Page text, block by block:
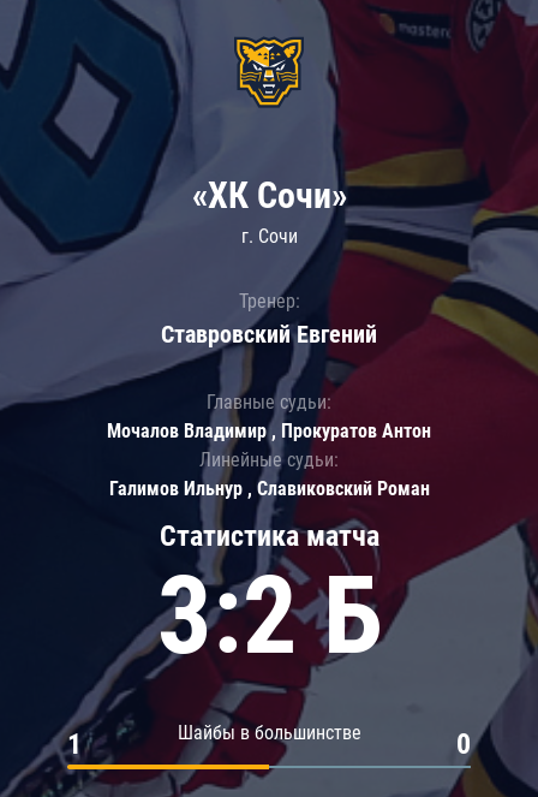
Статистика матча
3:2 Б
Шайбы в большинстве
1 0
«ХК Сочи»
г. Сочи
Тренер:
Ставровский Евгений
Главные судьи:
Мочалов Владимир , Прокуратов Антон
Линейные судьи:
Галимов Ильнур , Славиковский Роман